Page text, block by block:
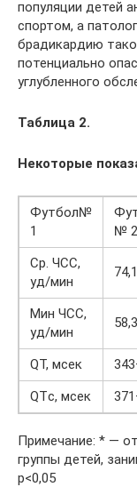
популяции детей
спортом, а
брадикардию
потенциально
углубленного
Таблица 2.
Некоторые
Футбол№
1
№ 2
Ср. ЧСС,
уд/мин
Мин ЧСС,
уд/мин
QT, мсек
QTс, мсек
Примечание: * —
группы детей,
p<0,05